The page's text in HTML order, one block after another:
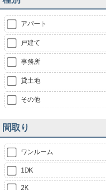
アパート
戸建て
事務所
貸土地
その他
間取り
ワンルーム
1DK
2K